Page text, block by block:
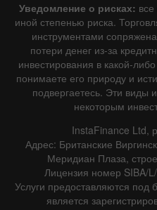
Data
Details about the event
History
Date Actual
Уведомление о рисках:
иной степенью риска.
инструментами
потери денег из-за
инвестирования в какой-
понимаете его природу и
подвергаетесь. Эти виды
некоторым
InstaFinance Ltd,
Адрес: Британские
Меридиан Плаза,
Лицензия номер SIBA/
Услуги предоставляются
является